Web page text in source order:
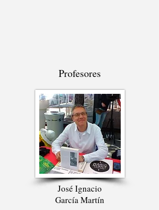
Profesores
José Ignacio
García Martín